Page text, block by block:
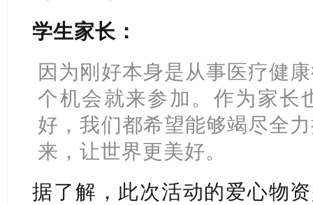
学生家长：
因为刚好本身是从事医疗健
个机会就来参加。作为家长
好，我们都希望能够竭尽全
来，让世界更美好。
据了解，此次活动的爱心物